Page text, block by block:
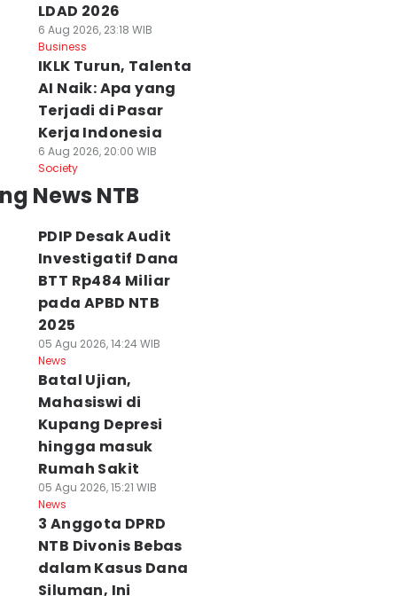
LDAD 2026
6 Aug 2026, 23:18 WIB
Business
IKLK Turun, Talenta
AI Naik: Apa yang
Terjadi di Pasar
Kerja Indonesia
6 Aug 2026, 20:00 WIB
Society
News NTB
PDIP Desak Audit
Investigatif Dana
BTT Rp484 Miliar
pada APBD NTB
2025
05 Agu 2026, 14:24 WIB
News
Batal Ujian,
Mahasiswi di
Kupang Depresi
hingga masuk
Rumah Sakit
05 Agu 2026, 15:21 WIB
News
3 Anggota DPRD
NTB Divonis Bebas
dalam Kasus Dana
Siluman, Ini